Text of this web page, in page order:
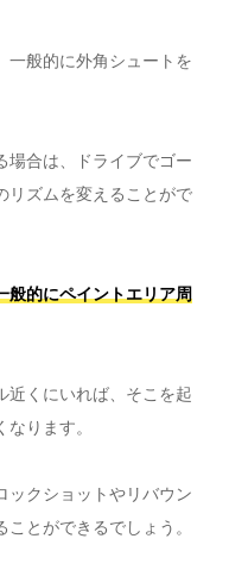
一般的に外角シュートを
場合は、ドライブでゴー
リズムを変えることがで
般的にペイントエリア周
近くにいれば、そこを起
ります。
ックショットやリバウン
とができるでしょう。